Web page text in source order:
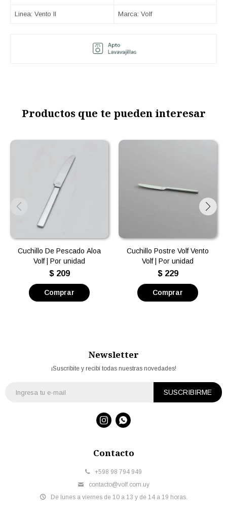
Linea: Vento II Marca: Volf
Productos que te pueden interesar
Cuchillo De Pescado Aloa
Volf | Por unidad
$ 209
Cuchillo Postre Volf Vento
Volf | Por unidad
$ 229
Contacto
+598 98 794 949
contacto@volf.com.uy
De lunes a viernes de 10 a 13 y de 14 a 19 horas.
Newsletter
¡Suscribite y recibí todas nuestras novedades!
SUSCRIBIRME
 